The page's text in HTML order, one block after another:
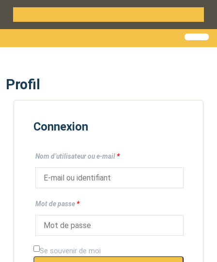
Profil
Connexion
Nom d’utilisateur ou e-mail*
Mot de passe*
Se souvenir de moi